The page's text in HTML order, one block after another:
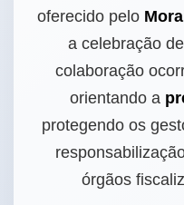
oferecido pelo
a celebração
colaboração
orientando a
protegendo os
órgãos